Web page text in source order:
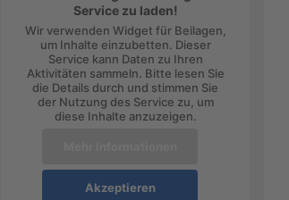
Service zu laden!
Wir verwenden Widget für Beilagen,
um Inhalte einzubetten. Dieser
Service kann Daten zu Ihren
Aktivitäten sammeln. Bitte lesen Sie
die Details durch und stimmen Sie
der Nutzung des Service zu, um
diese Inhalte anzuzeigen.
Akzeptieren